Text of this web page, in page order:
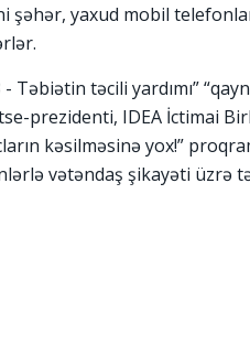
şəhər, yaxud mobil
- Təbiətin təcili yardımı”
prezidenti, IDEA İctimai
kəsilməsinə yox!”
vətəndaş şikayəti üzrə